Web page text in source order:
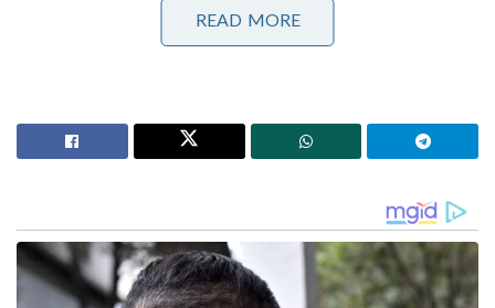
‘വടക്കൻ ജില്ലകളിൽ പ്രളയസമാന സാഹചര്യം; 4
ജില്ലകളിൽ റെഡ് അലർട്ട്!’: ബംഗാൾ ഉൾക്കടലിൽ
ന്യൂനമർദ്ദ സാദ്ധ്യത; കടലിൽ പോകരുതെന്ന് നിർദ്ദേശം!
ഇതിനായി ഇവർ പത്തനംതിട്ടയിലെ ലോഡ്ജിൽ
മുറിയെടുക്കുകയായിരുന്നു. തിരുവനന്തപുരത്ത് നിന്ന്
പെരുമാറ്റത്തിലും പ്രവർത്തനത്തിലും സംശയം
തോന്നിയ ലോഡ്ജ് ജീവനക്കാരാണ് എക്സൈസിനെ
വിവരം അറിയിച്ചത്. എക്സൈസ്
മുറിയിലെത്തുമ്പോൾ 46 മില്ലിഗ്രാം എംഡിഎംഎ, 22
READ MORE